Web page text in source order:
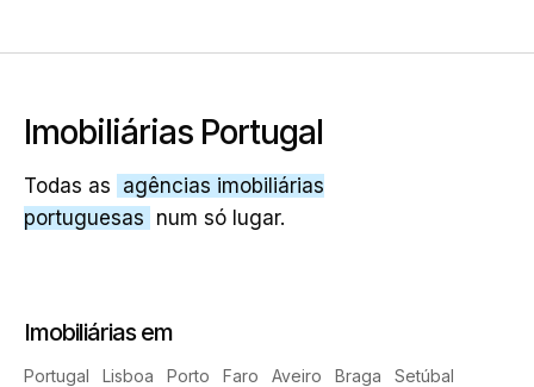
Imobiliárias Portugal
Todas as agências imobiliárias
portuguesas num só lugar.
Imobiliárias em
Portugal Lisboa Porto Faro Aveiro Braga
Setúbal